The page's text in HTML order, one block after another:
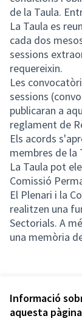
Informació
aquesta
de la Taula.
La Taula es
cada dos
sessions
requereixin.
Les
sessions
publicaran a
reglament de
Els acords
membres de la
La Taula pot
Comissió
El Plenari i la
realitzen una
Sectorials. A
una memòria